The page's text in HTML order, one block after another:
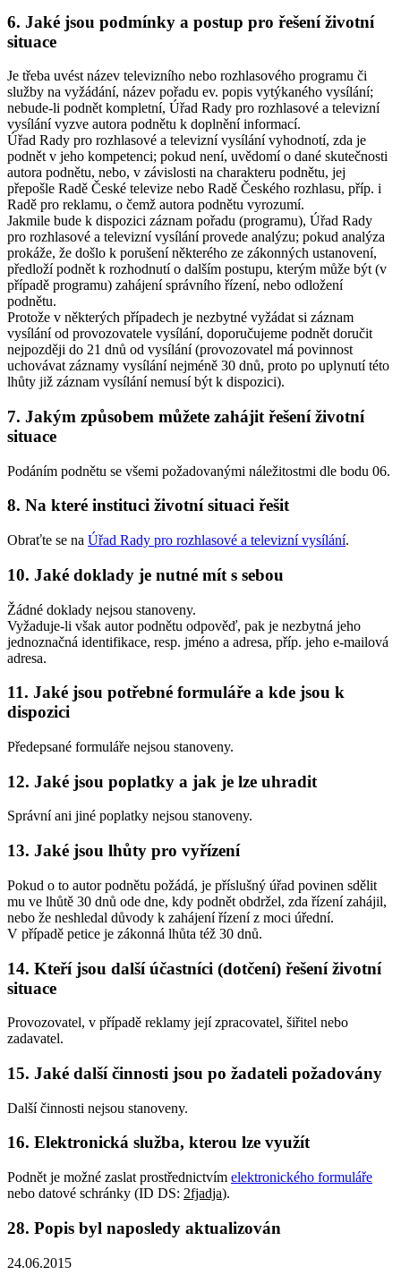
6. Jaké jsou podmínky a postup pro řešení životní
situace
Je třeba uvést název televizního nebo rozhlasového programu či
služby na vyžádání, název pořadu ev. popis vytýkaného vysílání;
nebude-li podnět kompletní, Úřad Rady pro rozhlasové a televizní
vysílání vyzve autora podnětu k doplnění informací.
Úřad Rady pro rozhlasové a televizní vysílání vyhodnotí, zda je
podnět v jeho kompetenci; pokud není, uvědomí o dané skutečnosti
autora podnětu, nebo, v závislosti na charakteru podnětu, jej
přepošle Radě České televize nebo Radě Českého rozhlasu, příp. i
Radě pro reklamu, o čemž autora podnětu vyrozumí.
Jakmile bude k dispozici záznam pořadu (programu), Úřad Rady
pro rozhlasové a televizní vysílání provede analýzu; pokud analýza
prokáže, že došlo k porušení některého ze zákonných ustanovení,
předloží podnět k rozhodnutí o dalším postupu, kterým může být (v
případě programu) zahájení správního řízení, nebo odložení
podnětu.
Protože v některých případech je nezbytné vyžádat si záznam
vysílání od provozovatele vysílání, doporučujeme podnět doručit
nejpozději do 21 dnů od vysílání (provozovatel má povinnost
uchovávat záznamy vysílání nejméně 30 dnů, proto po uplynutí této
lhůty již záznam vysílání nemusí být k dispozici).
7. Jakým způsobem můžete zahájit řešení životní
situace
Podáním podnětu se všemi požadovanými náležitostmi dle bodu 06.
8. Na které instituci životní situaci řešit
Obraťte se na Úřad Rady pro rozhlasové a televizní vysílání.
10. Jaké doklady je nutné mít s sebou
Žádné doklady nejsou stanoveny.
Vyžaduje-li však autor podnětu odpověď, pak je nezbytná jeho
jednoznačná identifikace, resp. jméno a adresa, příp. jeho e-mailová
adresa.
11. Jaké jsou potřebné formuláře a kde jsou k
dispozici
Předepsané formuláře nejsou stanoveny.
12. Jaké jsou poplatky a jak je lze uhradit
Správní ani jiné poplatky nejsou stanoveny.
13. Jaké jsou lhůty pro vyřízení
Pokud o to autor podnětu požádá, je příslušný úřad povinen sdělit
mu ve lhůtě 30 dnů ode dne, kdy podnět obdržel, zda řízení zahájil,
nebo že neshledal důvody k zahájení řízení z moci úřední.
V případě petice je zákonná lhůta též 30 dnů.
14. Kteří jsou další účastníci (dotčení) řešení životní
situace
Provozovatel, v případě reklamy její zpracovatel, šiřitel nebo
zadavatel.
15. Jaké další činnosti jsou po žadateli požadovány
Další činnosti nejsou stanoveny.
16. Elektronická služba, kterou lze využít
Podnět je možné zaslat prostřednictvím elektronického formuláře
nebo datové schránky (ID DS: 2fjadja).
28. Popis byl naposledy aktualizován
24.06.2015